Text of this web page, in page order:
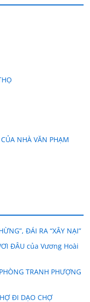
NHÀ VĂN PHẠM
ĐÁI RA “XÂY NẠI”
ĐÂU của Vương Hoài
TRANH PHƯỢNG
ĐI DẠO CHỢ